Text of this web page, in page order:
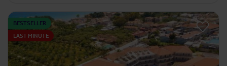
BESTSELLER
LAST MINUTE